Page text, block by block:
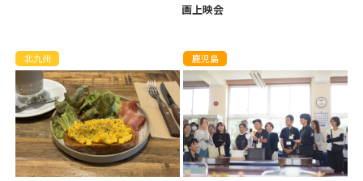
画上映会
北九州 鹿児島